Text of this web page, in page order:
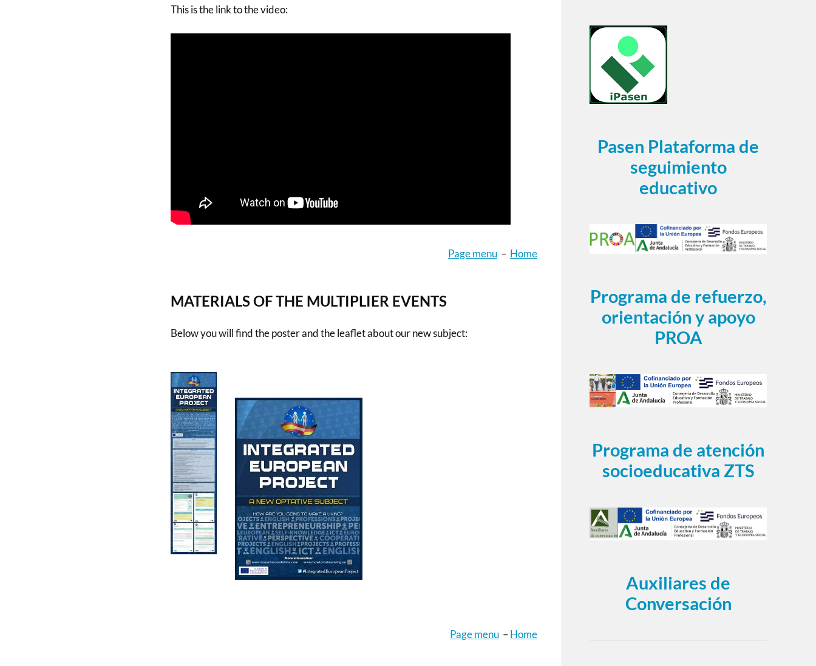
This is the link to the video:
Page menu– Home
MATERIALS OF THE MULTIPLIER EVENTS
Below you will find the poster and the leaflet about our new subject:
Page menu–Home
Pasen Plataforma de
seguimiento
educativo
Programa de refuerzo,
orientación y apoyo
PROA
Programa de atención
socioeducativa ZTS
Auxiliares de
Conversación